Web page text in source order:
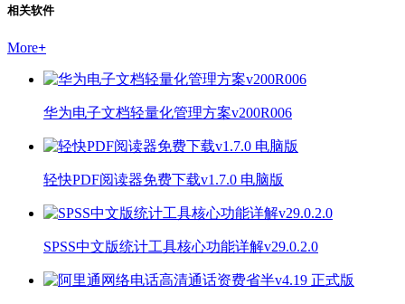
相关软件
More+
华为电子文档轻量化管理方案v200R006
轻快PDF阅读器免费下载v1.7.0 电脑版
SPSS中文版统计工具核心功能详解v29.0.2.0